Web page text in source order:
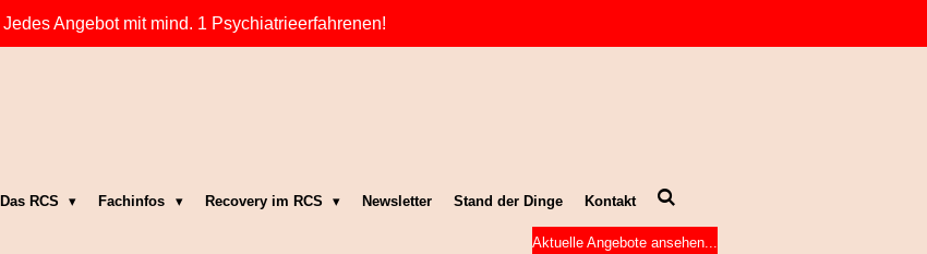
Jedes Angebot mit mind. 1 Psychiatrieerfahrenen!
Das RCS Fachinfos Recovery im RCS Newsletter Stand der Dinge Kontakt
Aktuelle Angebote ansehen...